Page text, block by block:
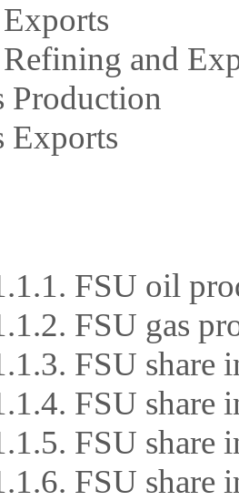
and
Production
Exports
FSU oil
FSU gas
FSU share
FSU share
FSU
FSU share